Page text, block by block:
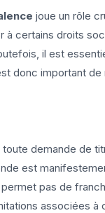
joue un rôle
certains droits
il est
donc important
demande de
est
pas de
associées à